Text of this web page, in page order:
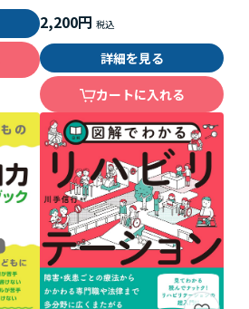
2,200円
詳細を見る
カートに入れる